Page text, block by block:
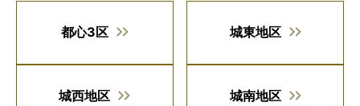
都心3区 城東地区
城西地区 城南地区